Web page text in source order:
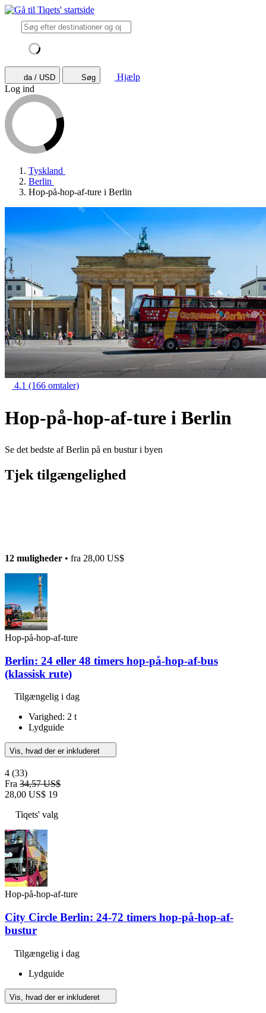
da / USD Søg
Hjælp
Log ind
Tyskland
Berlin
Hop-på-hop-af-ture i Berlin
4.1 (166 omtaler)
Hop-på-hop-af-ture i Berlin
Se det bedste af Berlin på en bustur i byen
Tjek tilgængelighed
12 muligheder • fra 28,00 US$
Hop-på-hop-af-ture
Berlin: 24 eller 48 timers hop-på-hop-af-bus
(klassisk rute)
Tilgængelig i dag
Varighed: 2 t
Lydguide
Vis, hvad der er inkluderet
4 (33)
Fra 34,57 US$
28,00 US$ 19
Tiqets' valg
Hop-på-hop-af-ture
City Circle Berlin: 24-72 timers hop-på-hop-af-
bustur
Tilgængelig i dag
Lydguide
Vis, hvad der er inkluderet